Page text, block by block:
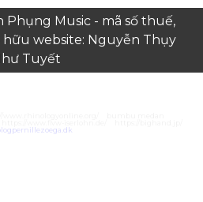
Phụng Music - mã số thuế,
hữu website: Nguyễn Thụy
Tuyết